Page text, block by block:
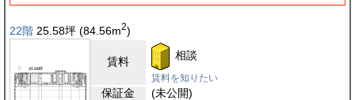
22階 25.58坪 (84.56m2)
賃料 相談
賃料を知りたい
保証金
(未公開)